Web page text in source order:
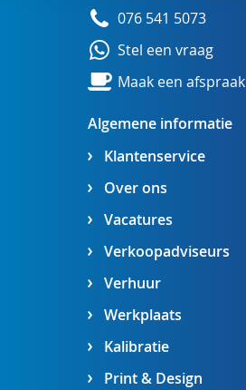
Algemene informatie
Klantenservice
Over ons
Vacatures
Verkoopadviseurs
Verhuur
Werkplaats
Kalibratie
Print & Design
076 541 5073
Stel een vraag
Maak een afspraak